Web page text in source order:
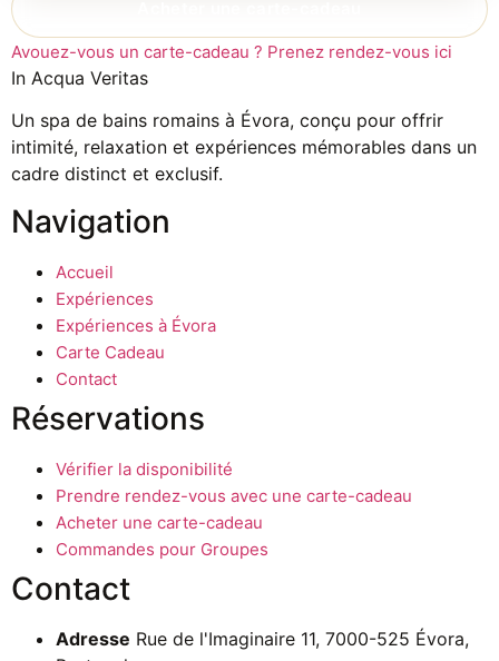
Avouez-vous un carte-cadeau ? Prenez rendez-vous ici
In Acqua Veritas
Un spa de bains romains à Évora, conçu pour offrir
intimité, relaxation et expériences mémorables dans un
cadre distinct et exclusif.
Navigation
Accueil
Expériences
Expériences à Évora
Carte Cadeau
Contact
Réservations
Vérifier la disponibilité
Prendre rendez-vous avec une carte-cadeau
Acheter une carte-cadeau
Commandes pour Groupes
Contact
Adresse Rue de l'Imaginaire 11, 7000-525 Évora,